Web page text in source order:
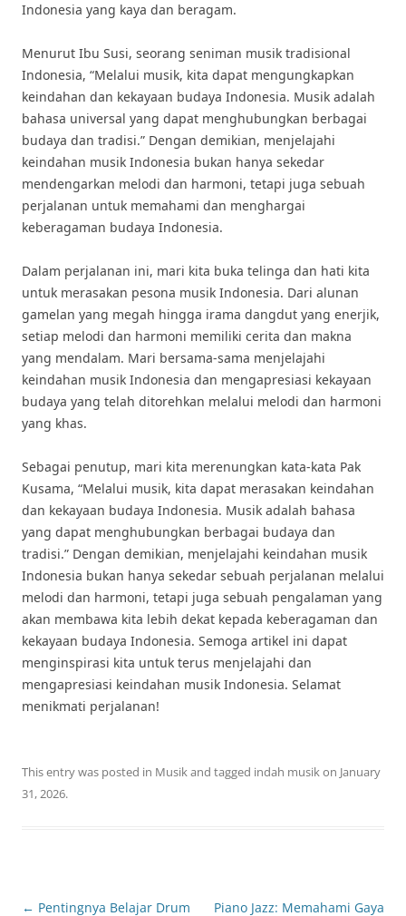
Indonesia yang kaya dan beragam.
Menurut Ibu Susi, seorang seniman musik tradisional
Indonesia, “Melalui musik, kita dapat mengungkapkan
keindahan dan kekayaan budaya Indonesia. Musik adalah
bahasa universal yang dapat menghubungkan berbagai
budaya dan tradisi.” Dengan demikian, menjelajahi
keindahan musik Indonesia bukan hanya sekedar
mendengarkan melodi dan harmoni, tetapi juga sebuah
perjalanan untuk memahami dan menghargai
keberagaman budaya Indonesia.
Dalam perjalanan ini, mari kita buka telinga dan hati kita
untuk merasakan pesona musik Indonesia. Dari alunan
gamelan yang megah hingga irama dangdut yang enerjik,
setiap melodi dan harmoni memiliki cerita dan makna
yang mendalam. Mari bersama-sama menjelajahi
keindahan musik Indonesia dan mengapresiasi kekayaan
budaya yang telah ditorehkan melalui melodi dan harmoni
yang khas.
Sebagai penutup, mari kita merenungkan kata-kata Pak
Kusama, “Melalui musik, kita dapat merasakan keindahan
dan kekayaan budaya Indonesia. Musik adalah bahasa
yang dapat menghubungkan berbagai budaya dan
tradisi.” Dengan demikian, menjelajahi keindahan musik
Indonesia bukan hanya sekedar sebuah perjalanan melalui
melodi dan harmoni, tetapi juga sebuah pengalaman yang
akan membawa kita lebih dekat kepada keberagaman dan
kekayaan budaya Indonesia. Semoga artikel ini dapat
menginspirasi kita untuk terus menjelajahi dan
mengapresiasi keindahan musik Indonesia. Selamat
menikmati perjalanan!
This entry was posted in Musikand tagged indah musikon January
31, 2026.
Post
← Pentingnya Belajar Drum
Piano Jazz: Memahami Gaya